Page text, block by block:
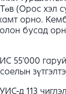
(Орос хэл
орно.
бусад
55'000
д 113